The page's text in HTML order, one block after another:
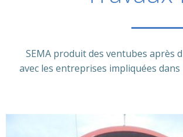
SEMA produit des ventubes après
avec les entreprises impliquées